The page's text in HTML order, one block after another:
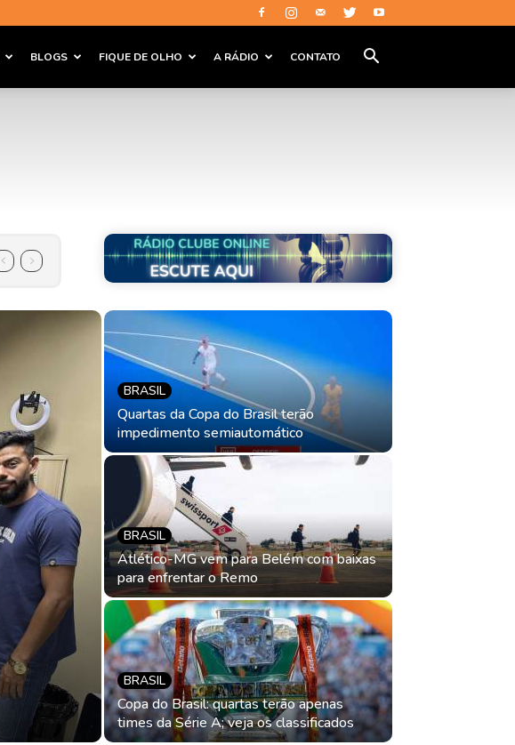
BLOGS FIQUE DE OLHO A RÁDIO CONTATO
BRASIL
Quartas da Copa do Brasil terão
impedimento semiautomático
BRASIL
Atlético-MG vem para Belém com baixas
para enfrentar o Remo
BRASIL
Copa do Brasil: quartas terão apenas
times da Série A; veja os classificados